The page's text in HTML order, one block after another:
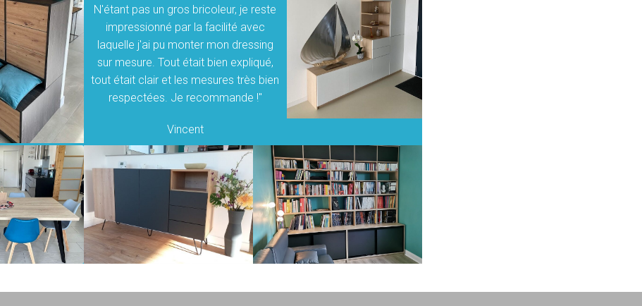
N'étant pas un gros bricoleur, je reste
impressionné par la facilité avec
laquelle j'ai pu monter mon dressing
sur mesure. Tout était bien expliqué,
tout était clair et les mesures très bien
respectées. Je recommande !"
Vincent